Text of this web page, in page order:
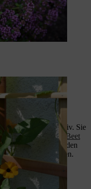
robust und dekorativ. Sie
den Dächern ein
Beet
stand. Die folgenden
zu bepflanzen.